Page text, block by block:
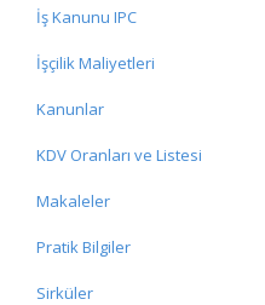
İş Kanunu IPC
İşçilik Maliyetleri
Kanunlar
KDV Oranları ve Listesi
Makaleler
Pratik Bilgiler
Sirküler